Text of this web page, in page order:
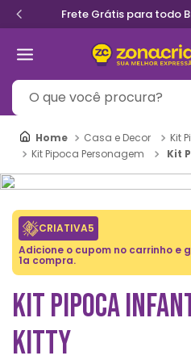
Frete Grátis para todo
O que você procura?
Casa e Decor
Kit
Kit Pipoca Personagem
Kit
CRIATIVA5
Adicione o cupom no carrinho e
1a compra.
KIT PIPOCA
KITTY